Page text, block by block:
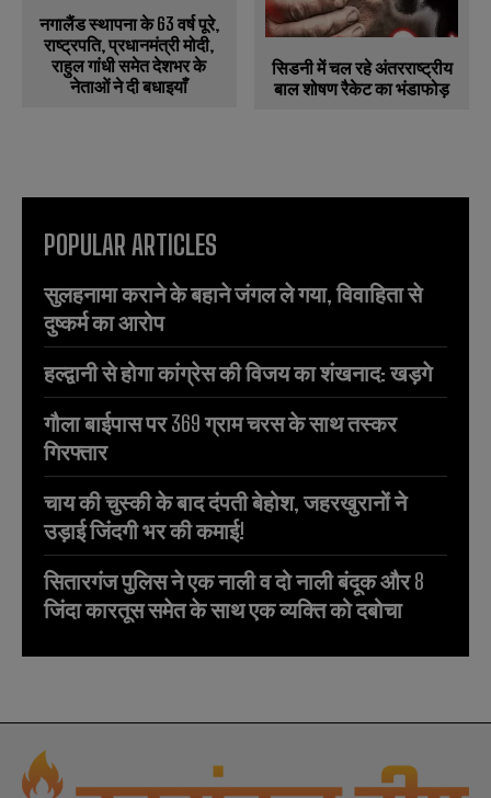
नगालैंड स्थापना के 63 वर्ष पूरे,
राष्ट्रपति, प्रधानमंत्री मोदी,
राहुल गांधी समेत देशभर के
नेताओं ने दी बधाइयाँ
सिडनी में चल रहे अंतरराष्ट्रीय
बाल शोषण रैकेट का भंडाफोड़
POPULAR ARTICLES
सुलहनामा कराने के बहाने जंगल ले गया, विवाहिता से
दुष्कर्म का आरोप
हल्द्वानी से होगा कांग्रेस की विजय का शंखनाद: खड़गे
गौला बाईपास पर 369 ग्राम चरस के साथ तस्कर
गिरफ्तार
चाय की चुस्की के बाद दंपती बेहोश, जहरखुरानों ने
उड़ाई जिंदगी भर की कमाई!
सितारगंज पुलिस ने एक नाली व दो नाली बंदूक और 8
जिंदा कारतूस समेत के साथ एक व्यक्ति को दबोचा